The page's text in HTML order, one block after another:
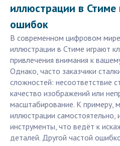
иллюстрации в Стиме
ошибок
В современном цифровом мире
иллюстрации в Стиме играют
привлечения внимания к
Однако, часто заказчики
сложностей: несоответствие
качество изображений или
масштабирование. К примеру,
иллюстрации самостоятельно,
инструменты, что ведёт к
деталей. Другой частой